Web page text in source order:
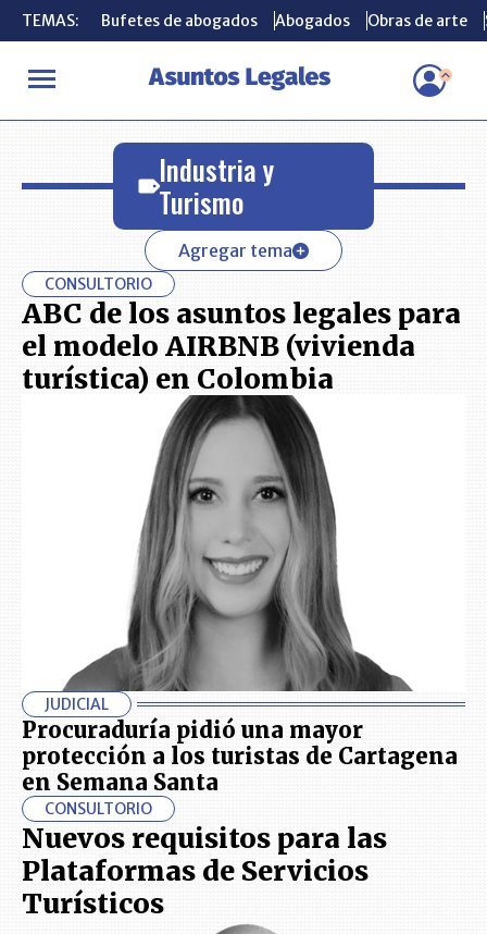
TEMAS: Bufetes de abogados Abogados Obras de arte
INICIO Industria y Turismo
TEMAS: Bufetes de abogados Abogados Obras de arte
Industria y
Turismo
Agregar tema
CONSULTORIO
ABC de los asuntos legales para
el modelo AIRBNB (vivienda
turística) en Colombia
JUDICIAL
Procuraduría pidió una mayor
protección a los turistas de Cartagena
en Semana Santa
CONSULTORIO
Nuevos requisitos para las
Plataformas de Servicios
Turísticos